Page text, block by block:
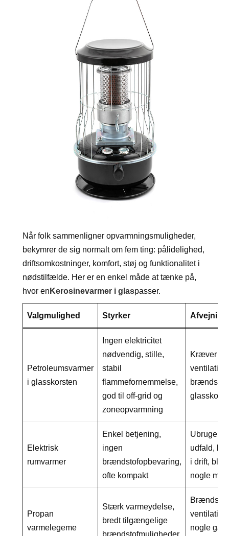
Når folk sammenligner opvarmningsmuligheder,
bekymrer de sig normalt om fem ting: pålidelighed,
driftsomkostninger, komfort, støj og funktionalitet i
nødstilfælde. Her er en enkel måde at tænke på,
hvor en Kerosinevarmer i glaspasser.
Valgmulighed Styrker
Petroleumsvarmer
i glasskorsten
Ingen elektricitet
nødvendig, stille,
stabil
flammefornemmelse,
god til off-grid og
zoneopvarmning
Kræver
Elektrisk
rumvarmer
Enkel betjening,
ingen
brændstofopbevaring,
ofte kompakt
Ubrugelig
udfald,
i drift,
nogle
Propan
varmelegeme
Stærk varmeydelse,
bredt tilgængelige
brændstofmuligheder
nogle